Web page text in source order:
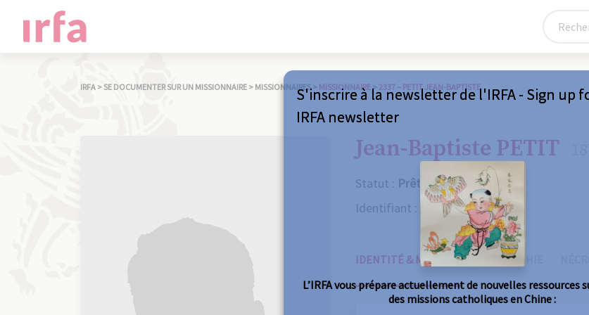
IRFA >SE DOCUMENTER SUR UN MISSIONNAIRE > MISSIONNAIRES > MISSIONNAIRE> 2337 – PETIT JEAN-BAPTISTE
Jean-Baptiste PETIT
Statut : Prêtre
Identifiant : 2337
IDENTITÉ & MISSIONS BIOGRAPHIE
S'inscrire à la newsletter de l'IRFA - Sign up
IRFA newsletter
L’IRFA vous prépare actuellement de nouvelles ressources
des missions catholiques en Chine :